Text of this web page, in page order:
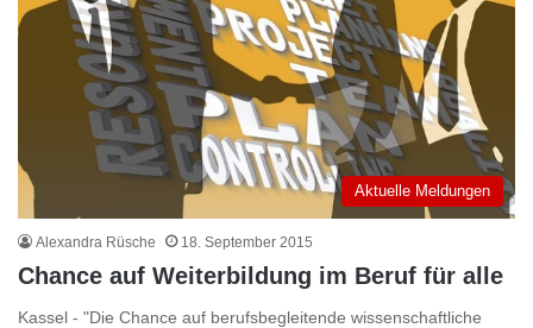
Aktuelle Meldungen
Alexandra Rüsche 18. September 2015
Chance auf Weiterbildung im Beruf für alle
Kassel - "Die Chance auf berufsbegleitende wissenschaftliche